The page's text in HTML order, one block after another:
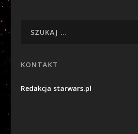
KONTAKT
Redakcja starwars.pl